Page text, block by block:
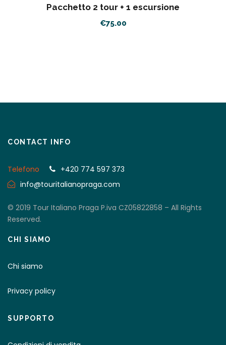
Pacchetto 2 tour + 1 escursione
€75.00
CONTACT INFO
Telefono
+420 774 597 373
info@touritalianopraga.com
© 2019 Tour Italiano Praga P.iva CZ05822858 – All Rights
Reserved.
CHI SIAMO
Chi siamo
Privacy policy
SUPPORTO